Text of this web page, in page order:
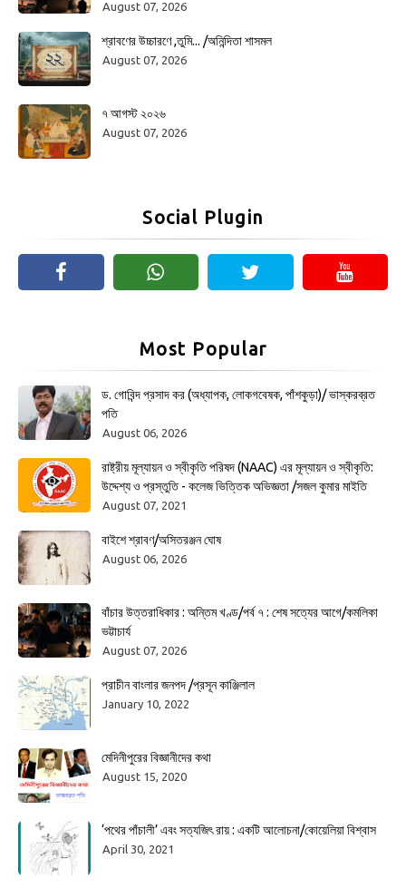
August 07, 2026
শ্রাবণের উচ্চারণে ,তুমি... /অনিন্দিতা শাসমল
August 07, 2026
৭ আগস্ট ২০২৬
August 07, 2026
Social Plugin
Most Popular
ড. গোবিন্দ প্রসাদ কর (অধ্যাপক, লোকগবেষক, পাঁশকুড়া)/ ভাস্করব্রত
পতি
August 06, 2026
রাষ্ট্রীয় মূল্যায়ন ও স্বীকৃতি পরিষদ (NAAC) এর মূল্যায়ন ও স্বীকৃতি:
উদ্দেশ্য ও প্রস্তুতি - কলেজ ভিত্তিক অভিজ্ঞতা /সজল কুমার মাইতি
August 07, 2021
বাইশে শ্রাবণ/অসিতরঞ্জন ঘোষ
August 06, 2026
বাঁচার উত্তরাধিকার : অন্তিম খণ্ড/পর্ব ৭ : শেষ সত্যের আগে/কমলিকা
ভট্টাচার্য
August 07, 2026
প্রাচীন বাংলার জনপদ /প্রসূন কাঞ্জিলাল
January 10, 2022
মেদিনীপুরের বিজ্ঞানীদের কথা
August 15, 2020
‘পথের পাঁচালী’ এবং সত্যজিৎ রায় : একটি আলোচনা/কোয়েলিয়া বিশ্বাস
April 30, 2021